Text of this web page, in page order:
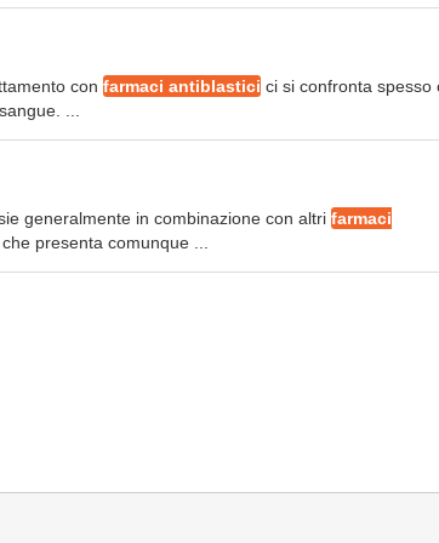
con farmaci antiblastici ci si confronta spesso
...
generalmente in combinazione con altri farmaci
presenta comunque ...